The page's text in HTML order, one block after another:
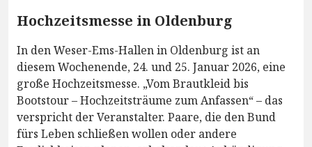
Hochzeitsmesse in Oldenburg
In den Weser-Ems-Hallen in Oldenburg ist an
diesem Wochenende, 24. und 25. Januar 2026, eine
große Hochzeitsmesse. „Vom Brautkleid bis
Bootstour – Hochzeitsträume zum Anfassen“ – das
verspricht der Veranstalter. Paare, die den Bund
fürs Leben schließen wollen oder andere